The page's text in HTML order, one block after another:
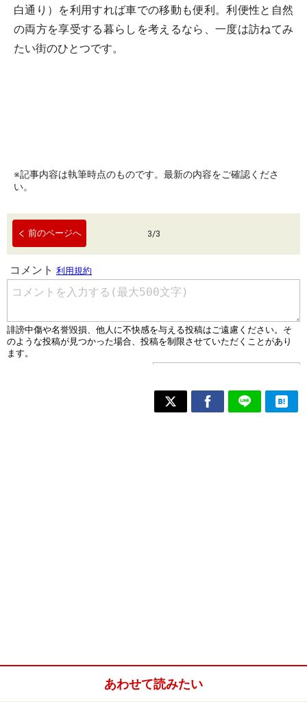
白通り）を利用すれば車での移動も便利。利便性と自然
の両方を享受する暮らしを考えるなら、一度は訪ねてみ
たい街のひとつです。
※記事内容は執筆時点のものです。最新の内容をご確認くださ
い。
前のページへ 3/3
あわせて読みたい